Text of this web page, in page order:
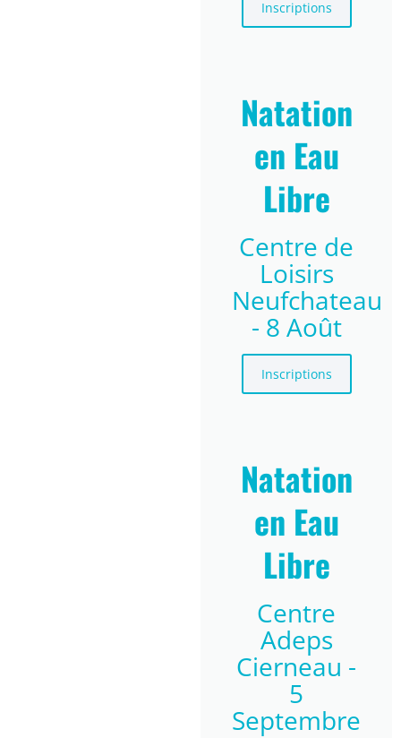
Inscriptions
Natation
en Eau
Libre
Centre de
Loisirs
Neufchateau
- 8 Août
Inscriptions
Natation
en Eau
Libre
Centre
Adeps
Cierneau -
5
Septembre